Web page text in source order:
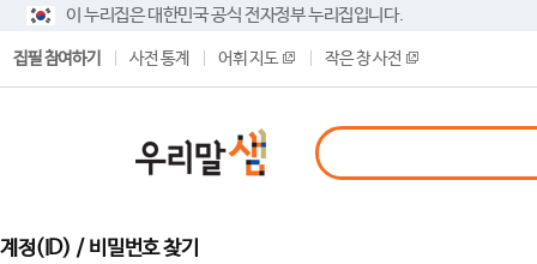
이 누리집은 대한민국 공식 전자정부 누리집입니다.
집필 참여하기 사전 통계 어휘 지도 작은 창 사전
계정(ID) / 비밀번호 찾기